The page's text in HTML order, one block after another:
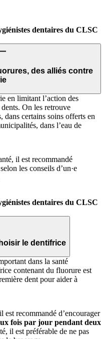
dentaires du CLSC
des alliés contre
en limitant l’action des
On les retrouve
dans certains soins offerts en
dans l’eau de
il est recommandé
les conseils d’un·e
dentaires du CLSC
le dentifrice
dans la santé
contenant du fluorure est
dent pour aider à
recommandé d’encourager
fois par jour pendant deux
il est préférable de ne pas